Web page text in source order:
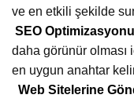
ve en etkili şekilde
SEO Optimizasyonu
daha görünür olması
en uygun anahtar
Web Sitelerine